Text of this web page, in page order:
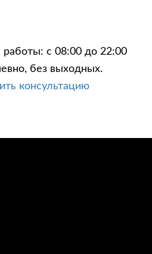
работы: с 08:00 до 22:00
без выходных.
консультацию
АКЦИИ